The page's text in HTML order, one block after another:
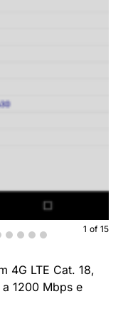
1 of 15
4G LTE Cat. 18,
1200 Mbps e